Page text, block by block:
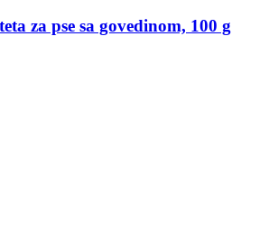
za pse sa govedinom, 100 g